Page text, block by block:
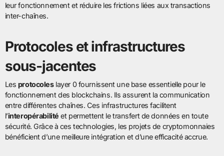
leur fonctionnement et réduire les frictions liées aux transactions
inter-chaînes.
Protocoles et infrastructures
sous-jacentes
Les protocoleslayer 0 fournissent une base essentielle pour le
fonctionnement des blockchains. Ils assurent la communication
entre différentes chaînes. Ces infrastructures facilitent
l’interopérabilité et permettent le transfert de données en toute
sécurité. Grâce à ces technologies, les projets de cryptomonnaies
bénéficient d’une meilleure intégration et d’une efficacité accrue.